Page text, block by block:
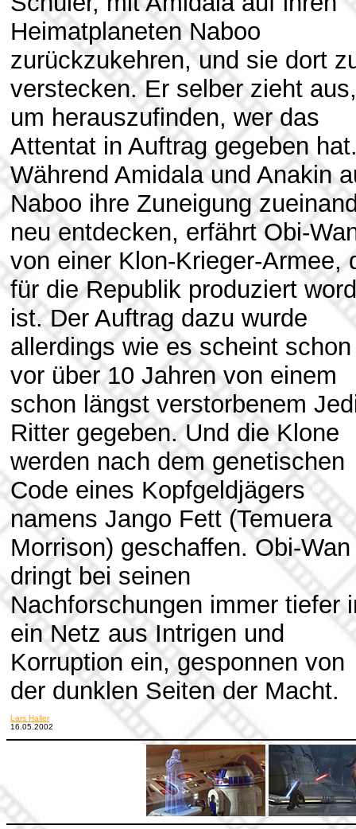
Heimatplaneten Naboo
zurückzukehren, und sie dort
verstecken. Er selber zieht aus,
um herauszufinden, wer das
Attentat in Auftrag gegeben
Während Amidala und Anakin
Naboo ihre Zuneigung
neu entdecken, erfährt Obi-
von einer Klon-Krieger-Armee,
für die Republik produziert
ist. Der Auftrag dazu wurde
allerdings wie es scheint schon
vor über 10 Jahren von einem
schon längst verstorbenem
Ritter gegeben. Und die Klone
werden nach dem genetischen
Code eines Kopfgeldjägers
namens Jango Fett (Temuera
Morrison) geschaffen. Obi-Wan
dringt bei seinen
Nachforschungen immer tiefer
ein Netz aus Intrigen und
Korruption ein, gesponnen von
der dunklen Seiten der Macht.
Lars Haller
16.05.2002